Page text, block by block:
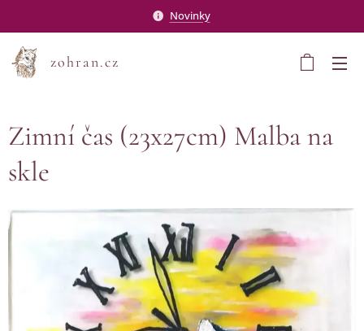
Novinky
zohran.cz
Zimní čas (23x27cm) Malba na
skle